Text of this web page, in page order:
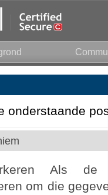
onderstaande
Als
om die